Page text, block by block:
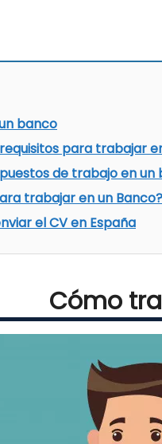
banco
para trabajar
de trabajo en un
trabajar en un Banco?
el CV en España
Cómo